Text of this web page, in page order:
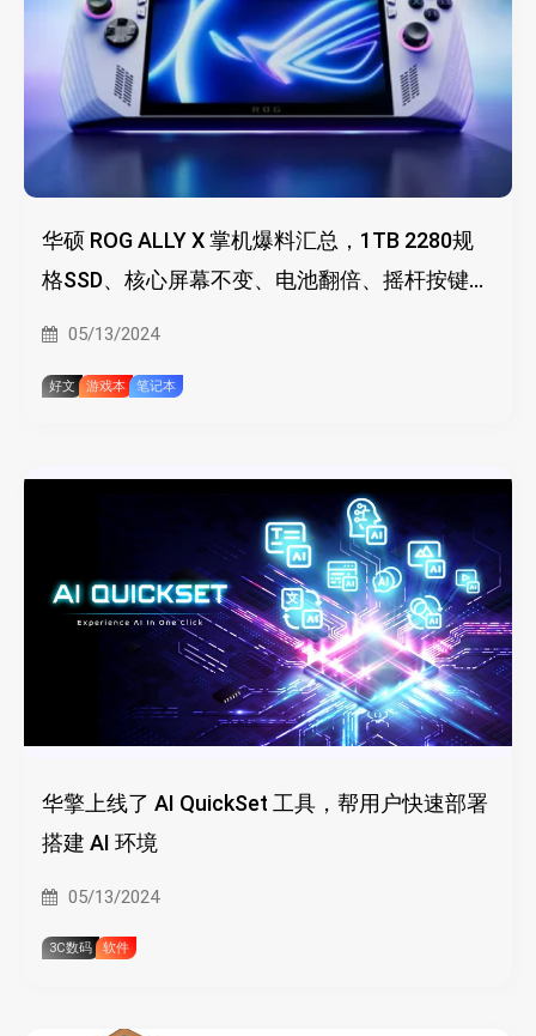
华硕 ROG ALLY X 掌机爆料汇总，1TB 2280规
格SSD、核心屏幕不变、电池翻倍、摇杆按键升
级
05/13/2024
好文 游戏本 笔记本
华擎上线了 AI QuickSet 工具，帮用户快速部署
搭建 AI 环境
05/13/2024
3C数码 软件